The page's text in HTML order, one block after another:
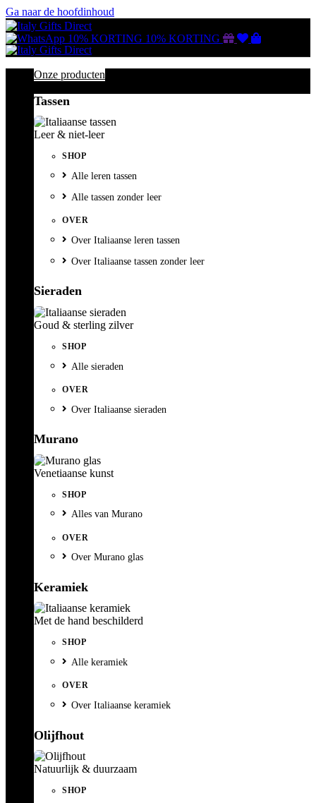
Ga naar de hoofdinhoud
10% KORTING 10% KORTING Gutscheine
Wunschliste
Warenkorb
Onze producten
Tassen
Leer & niet-leer
SHOP
Alle leren tassen
Alle tassen zonder leer
OVER
Over Italiaanse leren tassen
Over Italiaanse tassen zonder leer
Sieraden
Goud & sterling zilver
SHOP
Alle sieraden
OVER
Over Italiaanse sieraden
Murano
Venetiaanse kunst
SHOP
Alles van Murano
OVER
Over Murano glas
Keramiek
Met de hand beschilderd
SHOP
Alle keramiek
OVER
Over Italiaanse keramiek
Olijfhout
Natuurlijk & duurzaam
SHOP